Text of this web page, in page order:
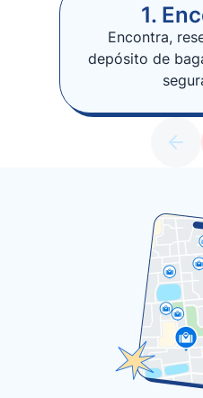
1.
Encontra,
depósito de